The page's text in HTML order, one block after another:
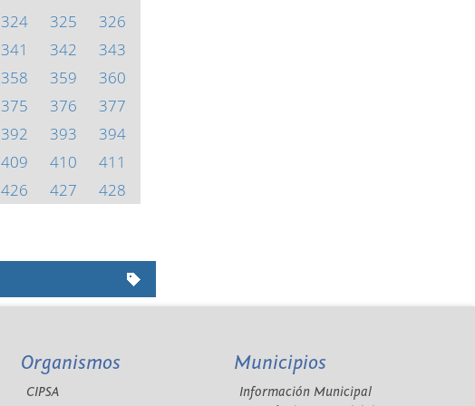
324 325
326
341 342
343
358 359
360
375 376
377
392 393
394
409 410
411
426 427
428
Organismos
CIPSA
Municipios
Información Municipal